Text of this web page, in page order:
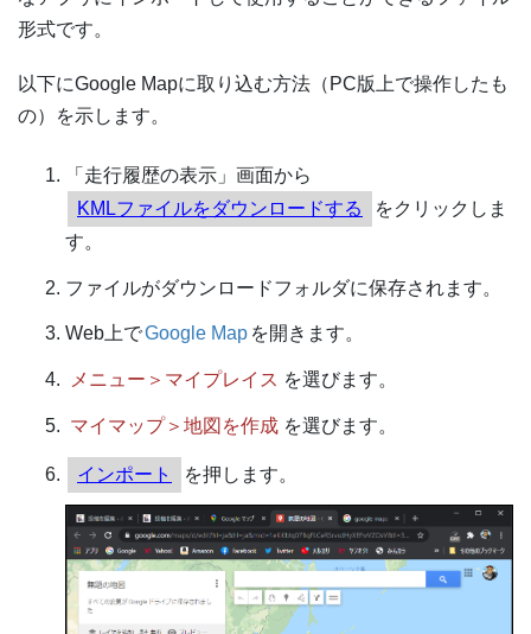
形式です。
以下にGoogle Mapに取り込む方法（PC版上で操作したも
の）を示します。
「走行履歴の表示」画面から
KMLファイルをダウンロードする
をクリックしま
す。
ファイルがダウンロードフォルダに保存されます。
Web上でGoogle Map を開きます。
メニュー＞マイプレイス を選びます。
マイマップ＞地図を作成 を選びます。
インポート を押します。